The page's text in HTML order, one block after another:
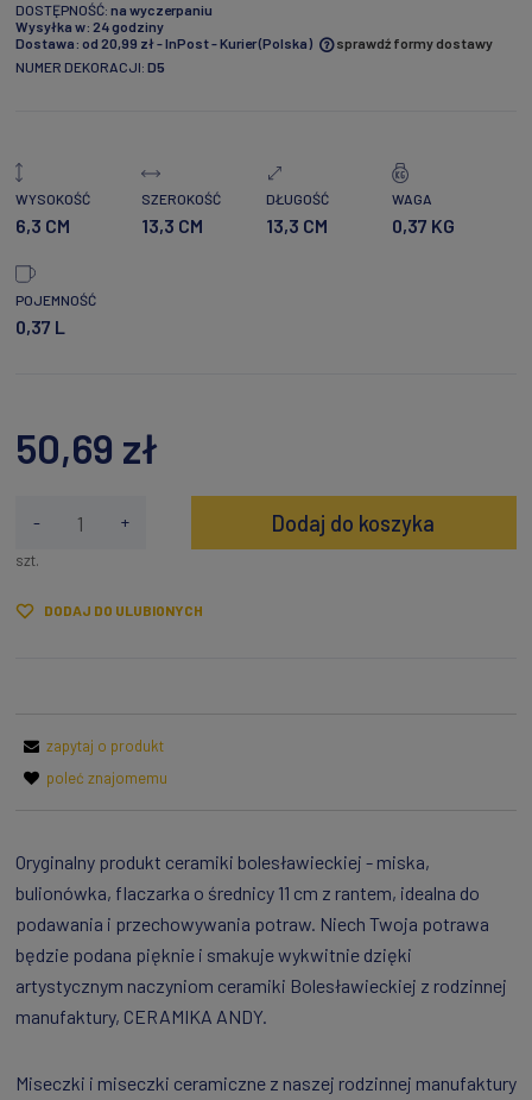
DOSTĘPNOŚĆ: na wyczerpaniu
Wysyłka w: 24 godziny
Dostawa: od 20,99 zł- InPost - Kurier(Polska)
Cena nie zawiera ewentualnych kosztów płatności
sprawdź formy dostawy
NUMER DEKORACJI: D5
WYSOKOŚĆ
6,3 CM
SZEROKOŚĆ
13,3 CM
DŁUGOŚĆ
13,3 CM
WAGA
0,37 KG
POJEMNOŚĆ
0,37 L
50,69 zł
- +
szt.
Dodaj do koszyka
DODAJ DO ULUBIONYCH
zapytaj o produkt
poleć znajomemu
Oryginalny produkt ceramiki bolesławieckiej - miska,
bulionówka, flaczarka o średnicy 11 cm z rantem, idealna do
podawania i przechowywania potraw. Niech Twoja potrawa
będzie podana pięknie i smakuje wykwitnie dzięki
artystycznym naczyniom ceramiki Bolesławieckiej z rodzinnej
manufaktury, CERAMIKA ANDY.
Miseczki i miseczki ceramiczne z naszej rodzinnej manufaktury